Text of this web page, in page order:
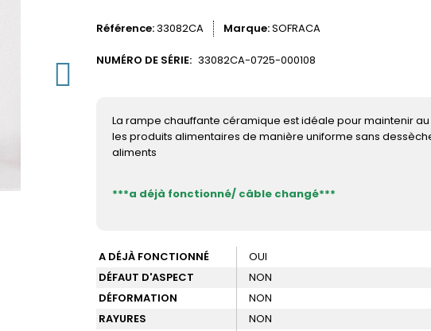
Référence 33082CA Marque SOFRACA
NUMÉRO DE SÉRIE: 33082CA-0725-000108
La rampe chauffante céramique est idéale pour maintenir
les produits alimentaires de manière uniforme sans
aliments
***a déjà fonctionné/ câble changé***
A DÉJÀ FONCTIONNÉ
OUI
DÉFAUT D'ASPECT
NON
DÉFORMATION
NON
RAYURES
NON